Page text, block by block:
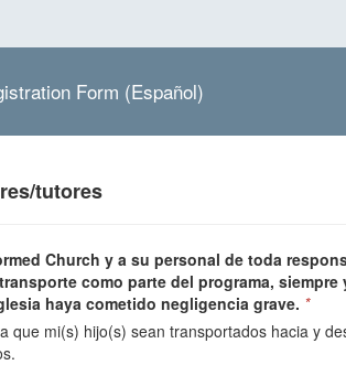
Form (Español)
tutores
Church y a su personal de toda
como parte del programa,
haya cometido negligencia grave. *
que mi(s) hijo(s) sean transportados hacia y